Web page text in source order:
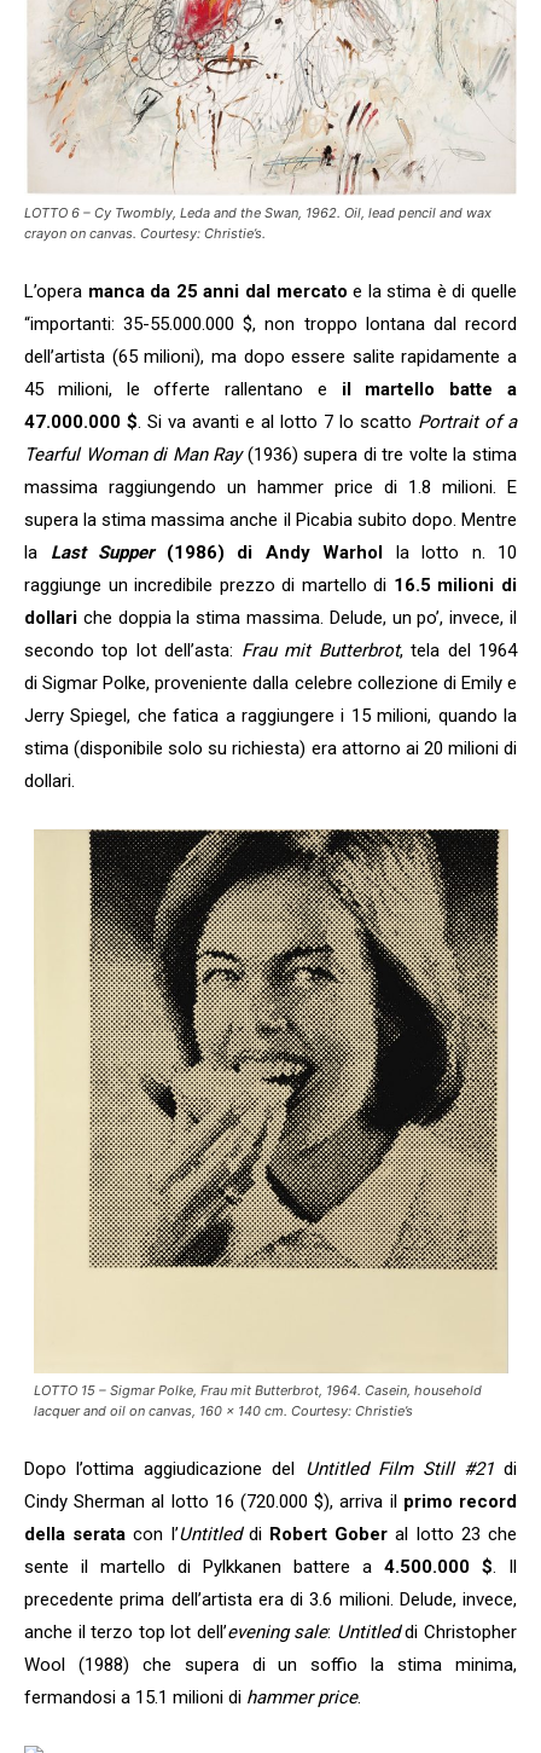
LOTTO 6 – Cy Twombly, Leda and the Swan, 1962. Oil, lead pencil and wax
crayon on canvas. Courtesy: Christie’s.
L’opera manca da 25 anni dal mercato e la stima è di quelle
“importanti: 35-55.000.000 $, non troppo lontana dal record
dell’artista (65 milioni), ma dopo essere salite rapidamente a
45 milioni, le offerte rallentano e il martello batte a
47.000.000 $. Si va avanti e al lotto 7 lo scatto Portrait of a
Tearful Woman di Man Ray(1936) supera di tre volte la stima
massima raggiungendo un hammer price di 1.8 milioni. E
supera la stima massima anche il Picabia subito dopo. Mentre
la Last Supper (1986) di Andy Warhol la lotto n. 10
raggiunge un incredibile prezzo di martello di 16.5 milioni di
dollari che doppia la stima massima. Delude, un po’, invece, il
secondo top lot dell’asta: Frau mit Butterbrot, tela del 1964
di Sigmar Polke, proveniente dalla celebre collezione di Emily e
Jerry Spiegel, che fatica a raggiungere i 15 milioni, quando la
stima (disponibile solo su richiesta) era attorno ai 20 milioni di
dollari.
LOTTO 15 – Sigmar Polke, Frau mit Butterbrot, 1964. Casein, household
lacquer and oil on canvas, 160 x 140 cm. Courtesy: Christie’s
Dopo l’ottima aggiudicazione del Untitled Film Still #21di
Cindy Sherman al lotto 16 (720.000 $), arriva ilprimo record
della serata con l’Untitleddi Robert Gober al lotto 23 che
sente il martello di Pylkkanen battere a 4.500.000 $. Il
precedente prima dell’artista era di 3.6 milioni. Delude, invece,
anche il terzo top lot dell’evening sale: Untitleddi Christopher
Wool (1988) che supera di un soffio la stima minima,
fermandosi a 15.1 milioni di hammer price.